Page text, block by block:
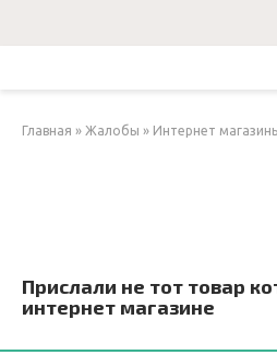
Главная » Жалобы » Интернет
Прислали не тот товар
интернет магазине